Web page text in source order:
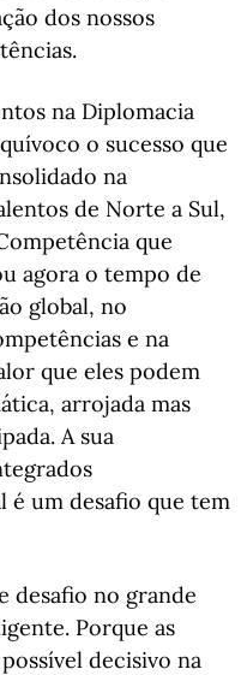
dos nossos
na Diplomacia
o sucesso que
na
de Norte a Sul,
que
agora o tempo de
global, no
e na
que eles podem
arrojada mas
A sua
é um desafio que tem
desafio no grande
Porque as
decisivo na